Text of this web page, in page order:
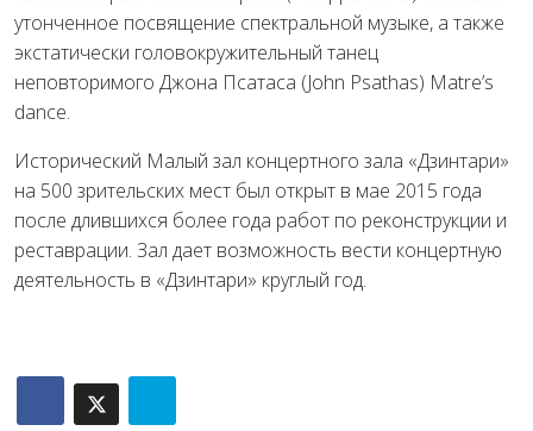
утонченное посвящение спектральной музыке, а также
экстатически головокружительный танец
неповторимого Джона Псатаса (John Psathas) Matre’s
dance.
Исторический Малый зал концертного зала «Дзинтари»
на 500 зрительских мест был открыт в мае 2015 года
после длившихся более года работ по реконструкции и
реставрации. Зал дает возможность вести концертную
деятельность в «Дзинтари» круглый год.